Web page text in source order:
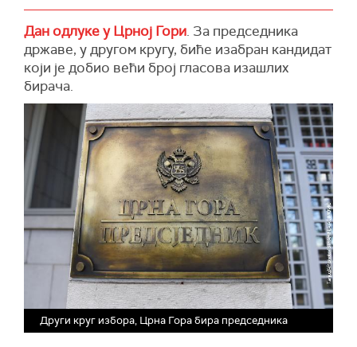
Дан одлуке у Црној Гори. За председника
државе, у другом кругу, биће изабран кандидат
који је добио већи број гласова изашлих
бирача.
Други круг избора, Црна Гора бира председника